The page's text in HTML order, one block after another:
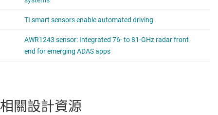
相關設計資源